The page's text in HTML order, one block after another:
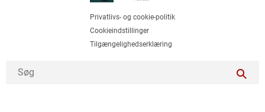
Privatlivs- og cookie-politik
Cookieindstillinger
Tilgængelighedserklæring